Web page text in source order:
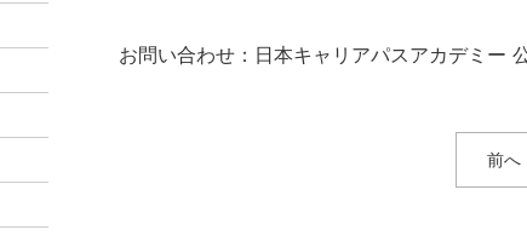
お問い合わせ：日本キャリアパスアカデミー
前へ